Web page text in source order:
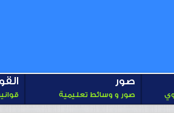
صور
صور و وسائط تعليمية